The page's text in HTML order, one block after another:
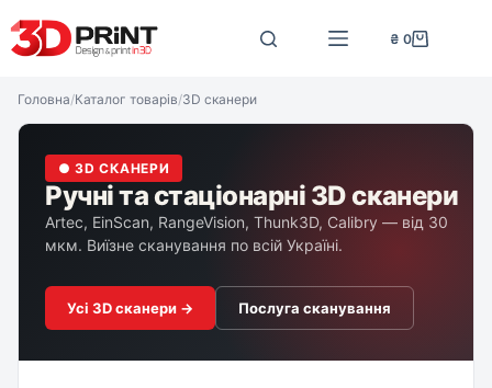
до
вмісту
Кошик
₴ 0
Головна/Каталог товарів/3D сканери
● 3D СКАНЕРИ
Ручні та стаціонарні 3D сканери
Artec, EinScan, RangeVision, Thunk3D, Calibry — від 30
мкм. Виїзне сканування по всій Україні.
Усі 3D сканери → Послуга сканування